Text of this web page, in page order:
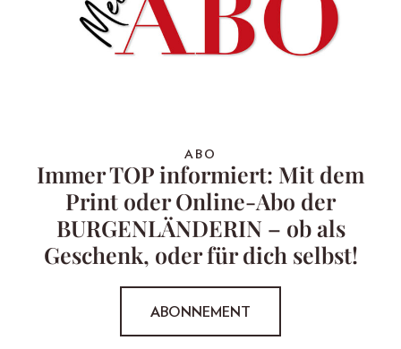
ABO
Immer TOP informiert: Mit dem
Print oder Online-Abo der
BURGENLÄNDERIN – ob als
Geschenk, oder für dich selbst!
ABONNEMENT